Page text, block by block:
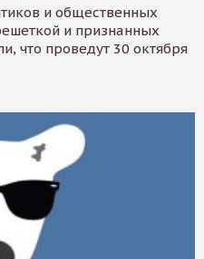
и общественных
и признанных
что проведут 30 октября